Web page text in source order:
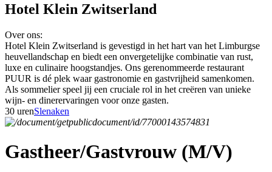
Hotel Klein Zwitserland
Over ons:
Hotel Klein Zwitserland is gevestigd in het hart van het Limburgse
heuvellandschap en biedt een onvergetelijke combinatie van rust,
luxe en culinaire hoogstandjes. Ons gerenommeerde restaurant
PUUR is dé plek waar gastronomie en gastvrijheid samenkomen.
Als sommelier speel jij een cruciale rol in het creëren van unieke
wijn- en dinerervaringen voor onze gasten.
30 urenSlenaken
Gastheer/Gastvrouw (M/V)